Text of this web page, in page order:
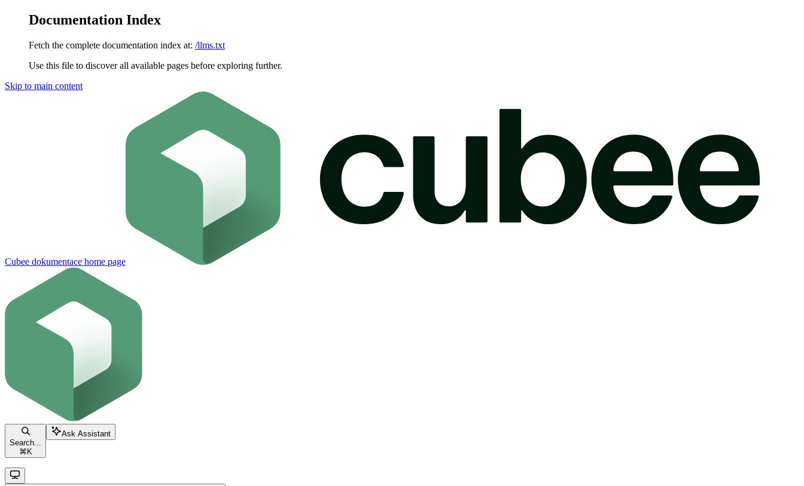
Documentation Index
Fetch the complete documentation index at: /llms.txt
Use this file to discover all available pages before exploring further.
Skip to main content
Cubee dokumentace home page
Search...
⌘ K
Ask Assistant